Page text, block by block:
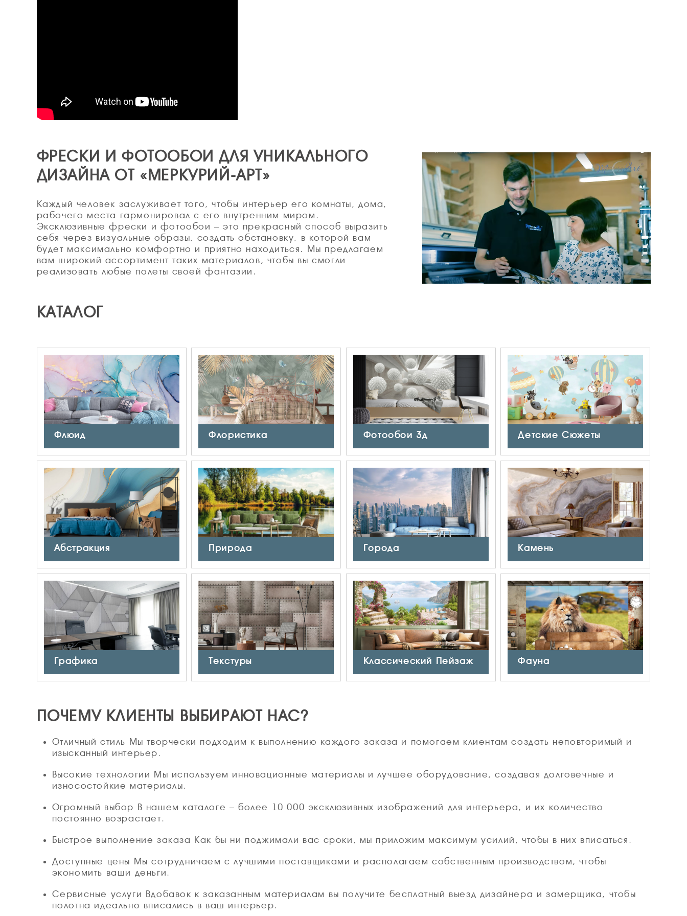
ФРЕСКИ И ФОТООБОИ ДЛЯ УНИКАЛЬНОГО
ДИЗАЙНА ОТ «МЕРКУРИЙ-АРТ»
Каждый человек заслуживает того, чтобы интерьер его комнаты, дома,
рабочего места гармонировал с его внутренним миром.
Эксклюзивные фрески и фотообои – это прекрасный способ выразить
себя через визуальные образы, создать обстановку, в которой вам
будет максимально комфортно и приятно находиться. Мы предлагаем
вам широкий ассортимент таких материалов, чтобы вы смогли
реализовать любые полеты своей фантазии.
КАТАЛОГ
Флюид Флористика Фотообои 3д Детские Сюжеты
Абстракция Природа Города Камень
Графика Текстуры Классический Пейзаж Фауна
ПОЧЕМУ КЛИЕНТЫ ВЫБИРАЮТ НАС?
Отличный стиль Мы творчески подходим к выполнению каждого заказа и помогаем клиентам создать неповторимый и
изысканный интерьер.
Высокие технологии Мы используем инновационные материалы и лучшее оборудование, создавая долговечные и
износостойкие материалы.
Огромный выбор В нашем каталоге – более 10 000 эксклюзивных изображений для интерьера, и их количество
постоянно возрастает.
Быстрое выполнение заказа Как бы ни поджимали вас сроки, мы приложим максимум усилий, чтобы в них вписаться.
Доступные цены Мы сотрудничаем с лучшими поставщиками и располагаем собственным производством, чтобы
экономить ваши деньги.
Сервисные услуги Вдобавок к заказанным материалам вы получите бесплатный выезд дизайнера и замерщика, чтобы
полотна идеально вписались в ваш интерьер.